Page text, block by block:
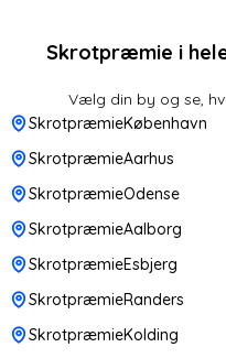
Skrotpræmie i
Vælg din by og se,
SkrotpræmieKøbenhavn
SkrotpræmieAarhus
SkrotpræmieOdense
SkrotpræmieAalborg
SkrotpræmieEsbjerg
SkrotpræmieRanders
SkrotpræmieKolding